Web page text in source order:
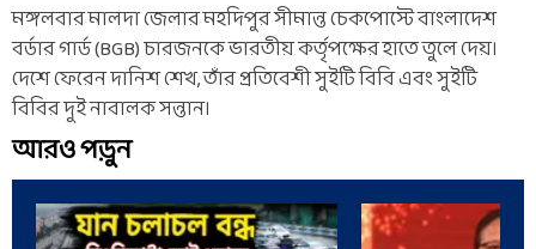
মঙ্গলবার মালদা জেলার মহদিপুর সীমান্ত চেকপোস্টে বাংলাদেশ
বর্ডার গার্ড (BGB) চারজনকে ভারতীয় কর্তৃপক্ষের হাতে তুলে দেয়।
দেশে ফেরেন দানিশ শেখ, তাঁর প্রতিবেশী সুইটি বিবি এবং সুইটি
বিবির দুই নাবালক সন্তান।
আরও পড়ুন